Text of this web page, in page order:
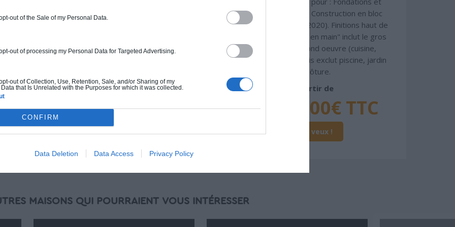
out of the Sale of my Personal Data.
out of processing my Personal Data for Targeted Advertising.
out of Collection, Use, Retention, Sale, and/or Sharing of my
that Is Unrelated with the Purposes for which it was collected.
CONFIRM
Data Deletion Data Access Privacy Policy
normes standards. Construction en
oeuvre et le second oeuvre (cuisine,
À partir de
3 917 000€ TTC
normes standards. Construction en bloc
coffrant isolant (RT 2020). Finitions haut de
gamme. Le prix "clé en main" inclut le gros
oeuvre et le second oeuvre (cuisine,
peinture, sols...), mais exclut piscine, jardin
et clôture.
À partir de
4 560 000€ TTC
Je la veux !
MAISONS QUI POURRAIENT VOUS INTÉRESSER